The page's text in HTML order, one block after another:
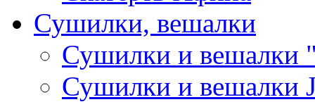
Сушилки, вешалки
Сушилки и вешалки
Сушилки и вешалки